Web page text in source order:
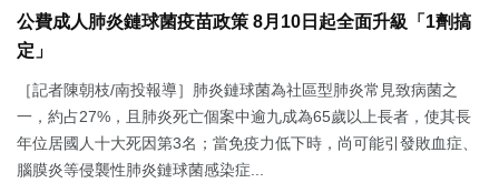
公費成人肺炎鏈球菌疫苗政策 8月10日起全面升級「1劑搞
定」
［記者陳朝枝/南投報導］肺炎鏈球菌為社區型肺炎常見致病菌之
一，約占27%，且肺炎死亡個案中逾九成為65歲以上長者，使其長
年位居國人十大死因第3名；當免疫力低下時，尚可能引發敗血症、
腦膜炎等侵襲性肺炎鏈球菌感染症...